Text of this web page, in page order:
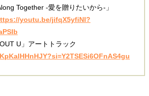
Together -愛を贈りたいから-」
youtu.be/jifqX5yfiNI?
U」アートトラック